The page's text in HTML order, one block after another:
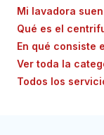
Mi lavadora
Qué es el
En qué consiste
Ver toda la
Todos los